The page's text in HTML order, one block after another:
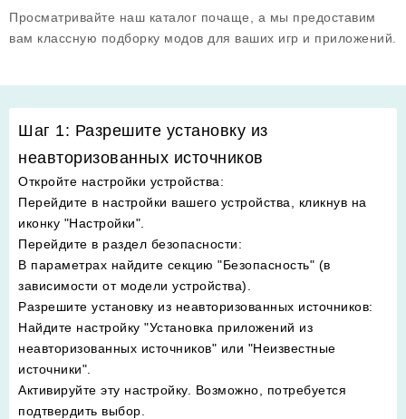
Просматривайте наш каталог почаще, а мы предоставим
вам классную подборку модов для ваших игр и приложений.
Шаг 1: Разрешите установку из
неавторизованных источников
Откройте настройки устройства:
Перейдите в настройки вашего устройства, кликнув на
иконку "Настройки".
Перейдите в раздел безопасности:
В параметрах найдите секцию "Безопасность" (в
зависимости от модели устройства).
Разрешите установку из неавторизованных источников:
Найдите настройку "Установка приложений из
неавторизованных источников" или "Неизвестные
источники".
Активируйте эту настройку. Возможно, потребуется
подтвердить выбор.